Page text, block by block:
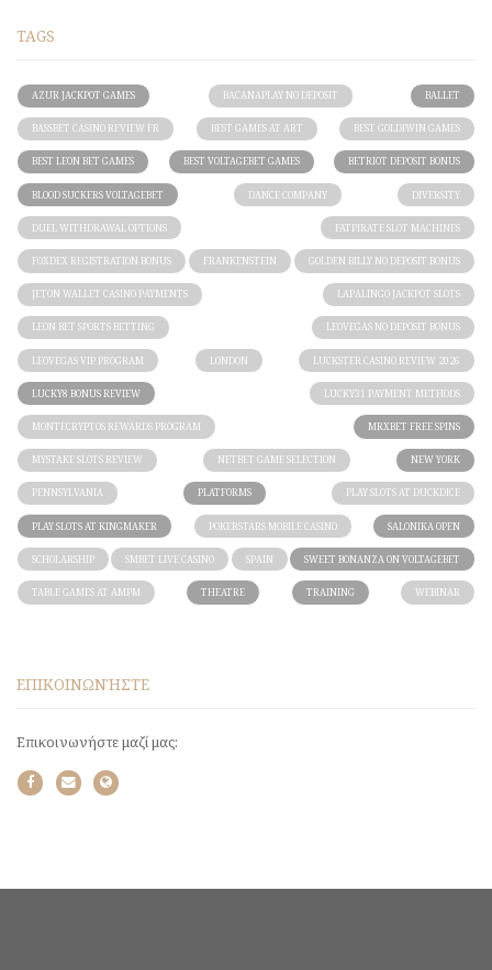
TAGS
AZUR JACKPOT GAMES BACANAPLAY NO DEPOSIT BALLET
BASSBET CASINO REVIEW FR BEST GAMES AT ART BEST GOLDIWIN GAMES
BEST LEON BET GAMES BEST VOLTAGEBET GAMES BETRIOT DEPOSIT BONUS
BLOOD SUCKERS VOLTAGEBET DANCE COMPANY DIVERSITY
DUEL WITHDRAWAL OPTIONS FATPIRATE SLOT MACHINES
FOXDEX REGISTRATION BONUS FRANKENSTEIN GOLDEN BILLY NO DEPOSIT BONUS
JETON WALLET CASINO PAYMENTS LAPALINGO JACKPOT SLOTS
LEON BET SPORTS BETTING LEOVEGAS NO DEPOSIT BONUS
LEOVEGAS VIP PROGRAM LONDON LUCKSTER CASINO REVIEW 2026
LUCKY8 BONUS REVIEW LUCKY31 PAYMENT METHODS
MONTECRYPTOS REWARDS PROGRAM MRXBET FREE SPINS
MYSTAKE SLOTS REVIEW NETBET GAME SELECTION NEW YORK
PENNSYLVANIA PLATFORMS PLAY SLOTS AT DUCKDICE
PLAY SLOTS AT KINGMAKER POKERSTARS MOBILE CASINO SALONIKA OPEN
SCHOLARSHIP SMBET LIVE CASINO SPAIN SWEET BONANZA ON VOLTAGEBET
TABLE GAMES AT AMPM THEATRE TRAINING WEBINAR
ΕΠΙΚΟΙΝΩΝΉΣΤΕ
Επικοινωνήστε μαζί μας: